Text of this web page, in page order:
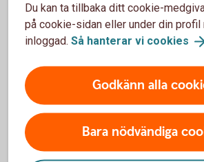
No Spend-utmaning (pdf)
Lediga jobb
Skaraborg
Jobba hos oss.
Du kan ta tillbaka ditt cookie-
på cookie-sidan eller under din profil
inloggad. Så hanterar vi cookies
Godkänn alla
Bara nödvändiga